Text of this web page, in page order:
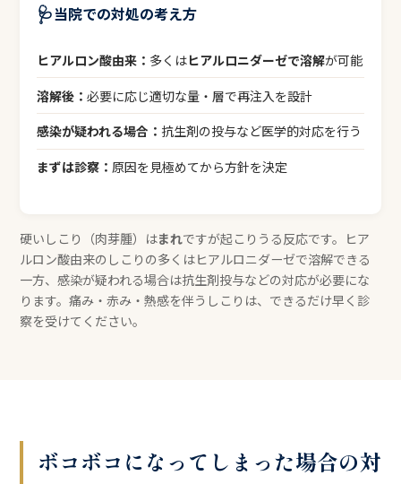
🩺当院での対処の考え方
ヒアルロン酸由来： 多くはヒアルロニダーゼで溶解が可能
溶解後：必要に応じ適切な量・層で再注入を設計
感染が疑われる場合： 抗生剤の投与など医学的対応を行う
まずは診察：原因を見極めてから方針を決定
硬いしこり（肉芽腫）はまれですが起こりうる反応です。ヒア
ルロン酸由来のしこりの多くはヒアルロニダーゼで溶解できる
一方、感染が疑われる場合は抗生剤投与などの対応が必要にな
ります。痛み・赤み・熱感を伴うしこりは、できるだけ早く診
察を受けてください。
ボコボコになってしまった場合の対